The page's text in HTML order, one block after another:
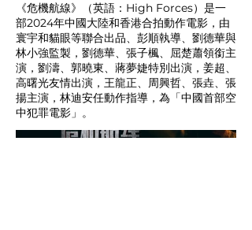
《危機航線》（英語：High Forces）是一
部2024年中國大陸和香港合拍動作電影，由
寰宇和貓眼等聯合出品、彭順執導、劉德華與
林小強監製，劉德華、張子楓、屈楚蕭領銜主
演，劉濤、郭曉東、蔣夢婕特別出演，姜超、
高曙光友情出演，王龍正、周興哲、張垚、張
揚主演，林迪安任動作指導，為「中國首部空
中犯罪電影」。